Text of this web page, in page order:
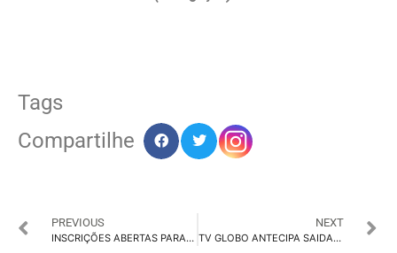
Tags
Compartilhe
PREVIOUS
INSCRIÇÕES ABERTAS PARA A IV MOSTRA SESC DE CINEMA
NEXT
TV GLOBO ANTECIPA SAIDA DO FAUSTÃO E LEIFERT COMANDARÁ DOMINGÃO